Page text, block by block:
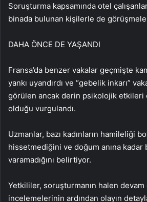
Soruşturma kapsamında otel
binada bulunan kişilerle de görüşmeler
DAHA ÖNCE DE YAŞANDI
Fransa’da benzer vakalar geçmişte
yankı uyandırdı ve “gebelik inkarı”
görülen ancak derin psikolojik etkileri
olduğu vurgulandı.
Uzmanlar, bazı kadınların hamileliği
hissetmediğini ve doğum anına kadar
varamadığını belirtiyor.
Yetkililer, soruşturmanın halen
incelemelerinin ardından olayın